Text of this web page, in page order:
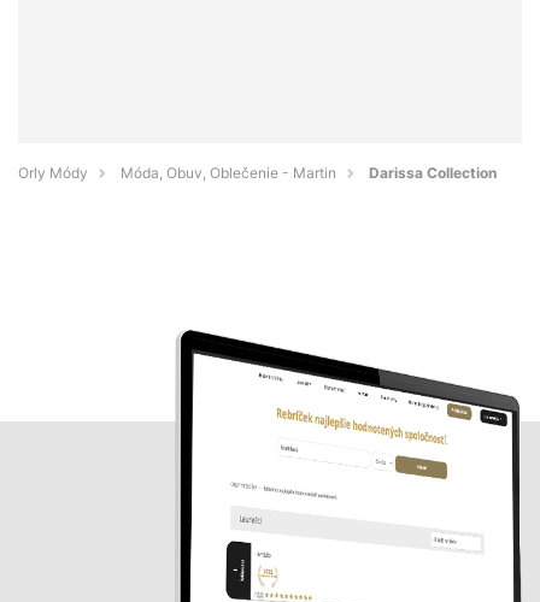
Orly Módy Móda, Obuv, Oblečenie - Martin Darissa Collection